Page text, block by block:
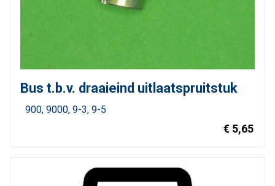
Bus t.b.v. draaieind uitlaatspruitstuk
900 9000 9-3 9-5
€ 5,65